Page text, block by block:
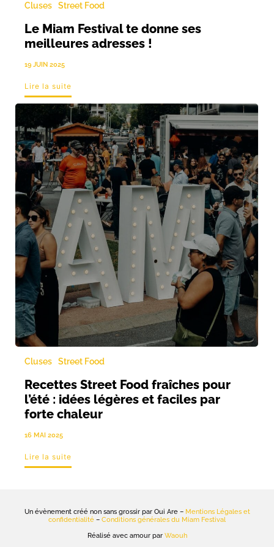
Cluses Street Food
Le Miam Festival te donne ses
meilleures adresses !
19 JUIN 2025
Lire la suite
Cluses Street Food
Recettes Street Food fraîches pour
l’été : idées légères et faciles par
forte chaleur
16 MAI 2025
Lire la suite
Un évènement créé non sans grossir par Oui Are – Mentions Légales et
confidentialité – Conditions générales du Miam Festival
Réalisé avec amour par Waouh